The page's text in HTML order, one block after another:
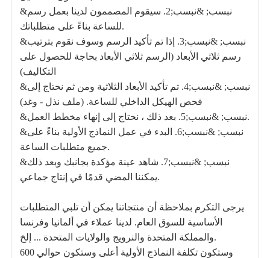
&نبسب; &نبسب;2. سيقوم المصممون لدينا بعمل رسم
للساعة بناءً على متطلباتك.
&نبسب; &نبسب;3. إذا تم تأكيد الرسم وسوف نقوم بترتيب
رسم ثلاثي الأبعاد (الرسم ثلاثي الأبعاد بحاجة للحصول على
التكاليف)
&نبسب; &نبسب;4. تم تأكيد الأبعاد الثلاثية ومن ثم نحتاج إلى
فحص الهيكل الداخلي للساعة. (ملف نذل - وغد)
&نبسب; &نبسب;5. بعد ذلك ، نحتاج إلى إنهاء مخطط العمل.
&نبسب; &نبسب;6. البدء في عمل النماذج الأولية بناءً على
جميع متطلبات الساعة.
&نبسب; &نبسب;7. شاهد عينة مؤكدة بجانبك وبعد ذلك
يمكننا المضي قدمًا في إنتاج جماعي.
يرجى التكرم بملاحظة أن منتجاتنا يمكن أن تلبي المتطلبات
الأساسية للسوق العام. لدينا عملاء في ألمانيا وفرنسا
والمملكة المتحدة والنرويج والولايات المتحدة ... إلخ.
وستكون تكلفة النماذج الأولية أعلى وستكون حوالي 600